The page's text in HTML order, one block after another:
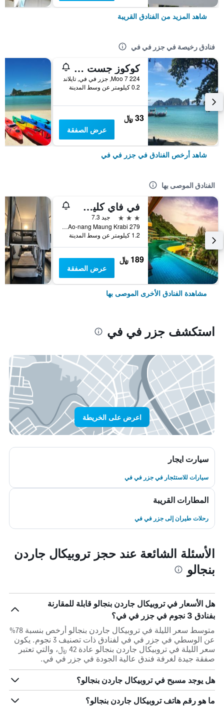
شاهد المزيد من الفنادق القريبة
فنادق رخيصة في جزر في في
كوكوز جست هاوس
224 Moo 7, جزر في في, تايلاند
0.2 كيلومتر عن وسط المدينة
33 ﷼
عرض الصفقة
شاهد أرخص الفنادق في جزر في في
الفنادق الموصى بها
في فاي كليف بيتش ريزورت
3 نجوم
جيد 7.3
279 Moo.7 Ao-nang Maung Krabi, جزر في في, تايلاند
1.2 كيلومتر عن وسط المدينة
189 ﷼
عرض الصفقة
مشاهدة الفنادق الأخرى الموصى بها
استكشف جزر في في
اعرض على الخريطة
سيارت ايجار
سيارات للاستئجار في جزر في في
المطارات القريبة
رحلات طيران إلى جزر في في
الأسئلة الشائعة عند حجز تروبيكال جاردن
بنجالو
هل الأسعار في تروبيكال جاردن بنجالو قابلة للمقارنة
بفنادق 3 نجوم في جزر في في؟
متوسط سعر الليلة في تروبيكال جاردن بنجالو أرخص بنسبة 78%
عن الوسطي في جزر في في لفنادق ذات تصنيف 3 نجوم. يكون
سعر الليلة في تروبيكال جاردن بنجالو عادة 42 ﷼، والتي تعتبر
صفقة جيدة لغرفة فندق عالية الجودة في جزر في في.
هل يوجد مسبح في تروبيكال جاردن بنجالو؟
ما هو رقم هاتف تروبيكال جاردن بنجالو؟